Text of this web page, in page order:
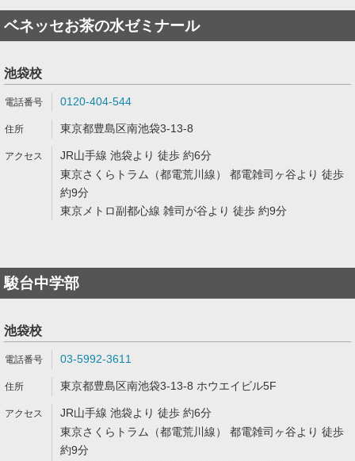
ベネッセお茶の水ゼミナール
池袋校
0120-404-544
東京都豊島区南池袋3-13-8
JR山手線 池袋より 徒歩 約6分
東京さくらトラム（都電荒川線） 都電雑司ヶ谷より 徒歩
約9分
東京メトロ副都心線 雑司が谷より 徒歩 約9分
駿台中学部
池袋校
03-5992-3611
東京都豊島区南池袋3-13-8 ホウエイビル5F
JR山手線 池袋より 徒歩 約6分
東京さくらトラム（都電荒川線） 都電雑司ヶ谷より 徒歩
約9分